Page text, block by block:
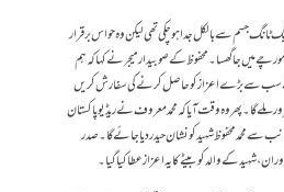
ٹانگ جسم سے بالکل جدا ہوچکی تھی لیکن وہ حواس برقرار
میں جا گھسا۔محفوظ کے صوبیدار میجر نے کہا کہ ہم
سب سے بڑے اعزاز کو حاصل کرنے کی سفارش کریں
گا۔ پھر وہ وقت آیا کہ محمد معروف نے ریڈیو پاکستان
سے محمد محفوظ شہید کو نشان حیدر دیا جائے گا۔ صدر
کے والد کو بیٹے کا یہ اعزاز عطا کیا گیا۔